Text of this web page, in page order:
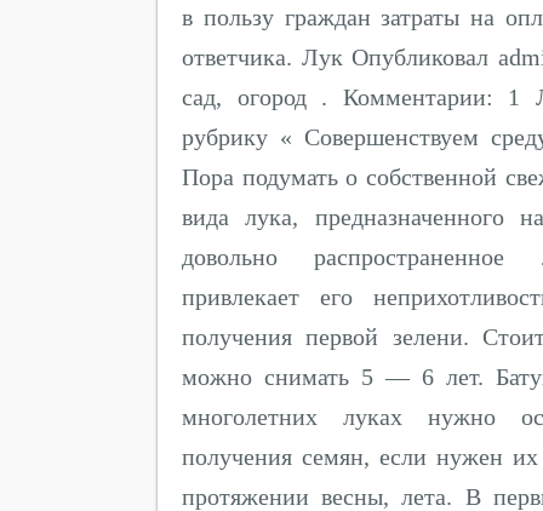
в пользу граждан затраты на
ответчика. Лук Опубликовал
сад, огород . Комментарии: 1
рубрику « Совершенствуем
Пора подумать о собственной
вида лука,
довольно
привлекает его
получения первой зелени.
можно снимать 5 — 6 лет.
многолетних луках нужно
получения семян, если нужен
протяжении весны, лета. В